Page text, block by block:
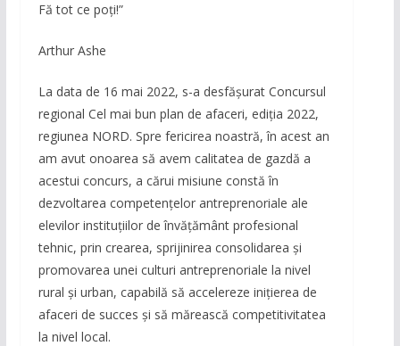
Fă tot ce poți!”
Arthur Ashe
La data de 16 mai 2022, s-a desfășurat Concursul
regional Cel mai bun plan de afaceri, ediția 2022,
regiunea NORD. Spre fericirea noastră, în acest an
am avut onoarea să avem calitatea de gazdă a
acestui concurs, a cărui misiune constă în
dezvoltarea competențelor antreprenoriale ale
elevilor instituțiilor de învățământ profesional
tehnic, prin crearea, sprijinirea consolidarea şi
promovarea unei culturi antreprenoriale la nivel
rural şi urban, capabilă să accelereze inițierea de
afaceri de succes şi să mărească competitivitatea
la nivel local.